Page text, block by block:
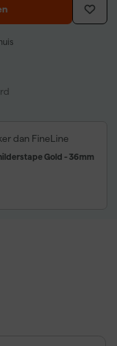
dan FineLine
Gold - 36mm